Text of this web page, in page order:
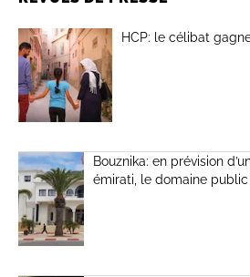
HCP: le célibat
Bouznika: en prévision
émirati, le domaine